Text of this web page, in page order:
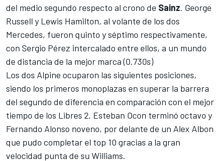
del medio segundo respecto al crono de Sainz. George
Russell y Lewis Hamilton, al volante de los dos
Mercedes, fueron quinto y séptimo respectivamente,
con Sergio Pérez intercalado entre ellos, a un mundo
de distancia de la mejor marca (0.730s)
Los dos Alpine ocuparon las siguientes posiciones,
siendo los primeros monoplazas en superar la barrera
del segundo de diferencia en comparación con el mejor
tiempo de los Libres 2. Esteban Ocon terminó octavo y
Fernando Alonso noveno, por delante de un Alex Albon
que pudo completar el top 10 gracias a la gran
velocidad punta de su Williams.